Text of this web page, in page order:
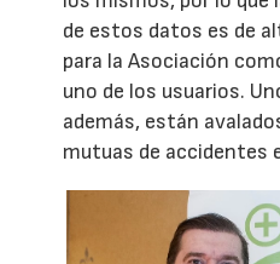
de estos datos es de
para la Asociación
uno de los usuarios.
además, están
mutuas de accidentes